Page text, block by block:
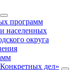
программ
населенных
округа
дел»